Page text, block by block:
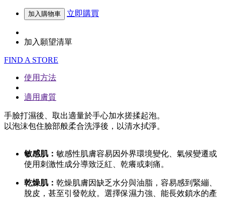
加入購物車 立即購買
加入願望清單
FIND A STORE
使用方法
適用膚質
手臉打濕後、取出適量於手心加水搓揉起泡。
以泡沫包住臉部般柔合洗淨後，以清水拭淨。
敏感肌： 敏感性肌膚容易因外界環境變化、氣候變遷或
使用刺激性成分導致泛紅、乾癢或刺痛。
乾燥肌： 乾燥肌膚因缺乏水分與油脂，容易感到緊繃、
脫皮，甚至引發乾紋。選擇保濕力強、能長效鎖水的產